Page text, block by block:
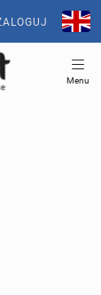
Menu